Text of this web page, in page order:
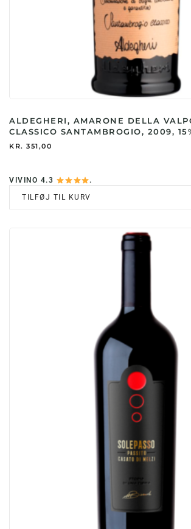
ALDEGHERI, AMARONE DELLA
CLASSICO SANTAMBROGIO, 2009,
KR. 351,00
VIVINO 4.3
.
TILFØJ TIL KURV